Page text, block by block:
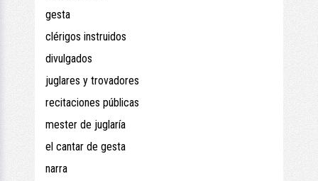
gesta
clérigos instruidos
divulgados
juglares y trovadores
recitaciones públicas
mester de juglaría
el cantar de gesta
narra